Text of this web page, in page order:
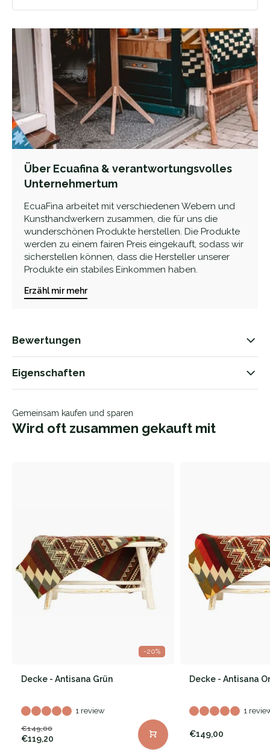
Über Ecuafina & verantwortungsvolles
Unternehmertum
EcuaFina arbeitet mit verschiedenen Webern und
Kunsthandwerkern zusammen, die für uns die
wunderschönen Produkte herstellen. Die Produkte
werden zu einem fairen Preis eingekauft, sodass wir
sicherstellen können, dass die Hersteller unserer
Produkte ein stabiles Einkommen haben.
Erzähl mir mehr
Bewertungen
Eigenschaften
Gemeinsam kaufen und sparen
Wird oft zusammen gekauft mit
-20%
Decke - Antisana Grün
1 review
€149,00
€119,20
Decke - Antisana
1
€149,00